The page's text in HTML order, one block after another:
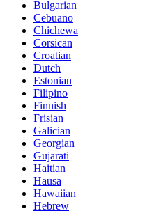
Bulgarian
Cebuano
Chichewa
Corsican
Croatian
Dutch
Estonian
Filipino
Finnish
Frisian
Galician
Georgian
Gujarati
Haitian
Hausa
Hawaiian
Hebrew